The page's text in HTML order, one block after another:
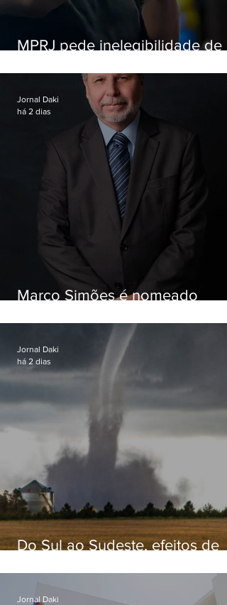
MPRJ pede inelegibilidade de
Marco Simões é nomeado
Jornal Daki
há 2 dias
Do Sul ao Sudeste, efeitos de
apreensão na população
Jornal Daki
há 2 dias
Jornal Daki